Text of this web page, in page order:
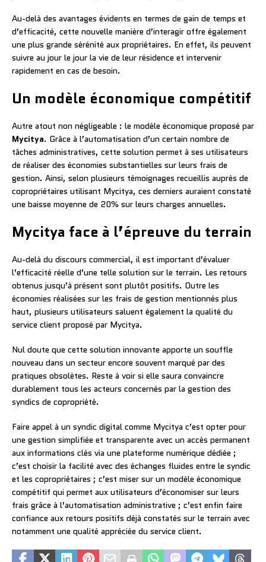
Au-delà des avantages évidents en termes de gain de temps et
d’efficacité, cette nouvelle manière d’interagir offre également
une plus grande sérénité aux propriétaires. En effet, ils peuvent
suivre au jour le jour la vie de leur résidence et intervenir
rapidement en cas de besoin.
Un modèle économique compétitif
Autre atout non négligeable : le modèle économique proposé par
Mycitya. Grâce à l’automatisation d’un certain nombre de
tâches administratives, cette solution permet à ses utilisateurs
de réaliser des économies substantielles sur leurs frais de
gestion. Ainsi, selon plusieurs témoignages recueillis auprès de
copropriétaires utilisant Mycitya, ces derniers auraient constaté
une baisse moyenne de 20% sur leurs charges annuelles.
Mycitya face à l’épreuve du terrain
Au-delà du discours commercial, il est important d’évaluer
l’efficacité réelle d’une telle solution sur le terrain. Les retours
obtenus jusqu’à présent sont plutôt positifs. Outre les
économies réalisées sur les frais de gestion mentionnés plus
haut, plusieurs utilisateurs saluent également la qualité du
service client proposé par Mycitya.
Nul doute que cette solution innovante apporte un souffle
nouveau dans un secteur encore souvent marqué par des
pratiques obsolètes. Reste à voir si elle saura convaincre
durablement tous les acteurs concernés par la gestion des
syndics de copropriété.
Faire appel à un syndic digital comme Mycitya c’est opter pour
une gestion simplifiée et transparente avec un accès permanent
aux informations clés via une plateforme numérique dédiée ;
c’est choisir la facilité avec des échanges fluides entre le syndic
et les copropriétaires ; c’est miser sur un modèle économique
compétitif qui permet aux utilisateurs d’économiser sur leurs
frais grâce à l’automatisation administrative ; c’est enfin faire
confiance aux retours positifs déjà constatés sur le terrain avec
notamment une qualité appréciée du service client.